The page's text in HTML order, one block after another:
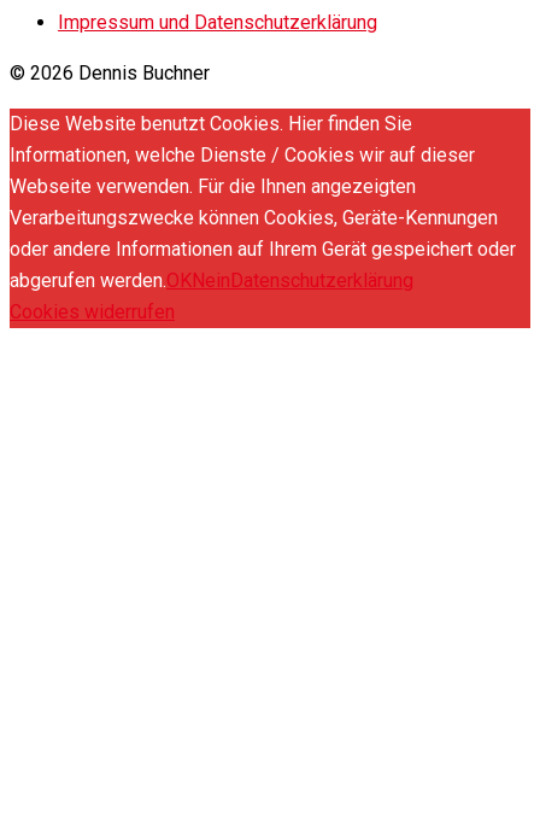
Impressum und Datenschutzerklärung
© 2026 Dennis Buchner
Diese Website benutzt Cookies. Hier finden Sie
Informationen, welche Dienste / Cookies wir auf dieser
Webseite verwenden. Für die Ihnen angezeigten
Verarbeitungszwecke können Cookies, Geräte-Kennungen
oder andere Informationen auf Ihrem Gerät gespeichert oder
abgerufen werden.OKNeinDatenschutzerklärung
Cookies widerrufen